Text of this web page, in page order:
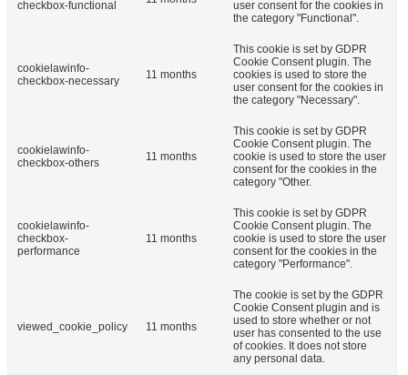
checkbox-functional
user consent for the cookies in
the category "Functional".
cookielawinfo-
checkbox-necessary
11 months
This cookie is set by GDPR
Cookie Consent plugin. The
cookies is used to store the
user consent for the cookies in
the category "Necessary".
cookielawinfo-
checkbox-others
11 months
This cookie is set by GDPR
Cookie Consent plugin. The
cookie is used to store the user
consent for the cookies in the
category "Other.
cookielawinfo-
checkbox-
performance
11 months
This cookie is set by GDPR
Cookie Consent plugin. The
cookie is used to store the user
consent for the cookies in the
category "Performance".
viewed_cookie_policy 11 months
The cookie is set by the GDPR
Cookie Consent plugin and is
used to store whether or not
user has consented to the use
of cookies. It does not store
any personal data.